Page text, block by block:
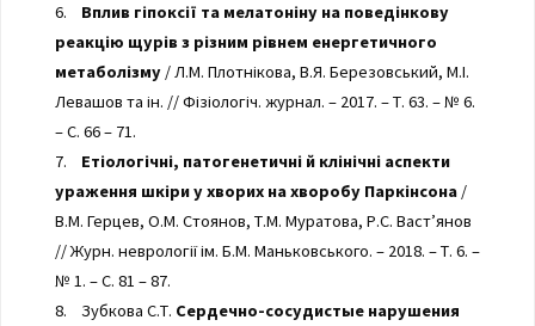
6. Вплив гіпоксії та мелатоніну на поведінкову
реакцію щурів з різним рівнем енергетичного
метаболізму/ Л.М. Плотнікова, В.Я. Березовський, М.І.
Левашов та ін. // Фізіологіч. журнал. – 2017. – Т. 63. – № 6.
– С. 66 – 71.
7. Етіологічні, патогенетичні й клінічні аспекти
ураження шкіри у хворих на хворобу Паркінсона/
В.М. Герцев, О.М. Стоянов, Т.М. Муратова, Р.С. Васт’янов
// Журн. неврології ім. Б.М. Маньковського. – 2018. – Т. 6. –
№ 1. – С. 81 – 87.
8. Зубкова С.Т. Сердечно-сосудистые нарушения